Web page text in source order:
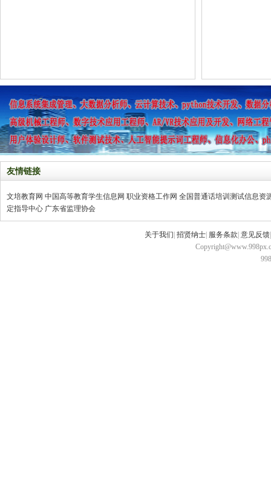
友情链接
文培教育网 中国高等教育学生信息网 职业资格工作网 全国普通话培训测试信息资
定指导中心 广东省监理协会
关于我们 招贤纳士 服务条款 意见反馈